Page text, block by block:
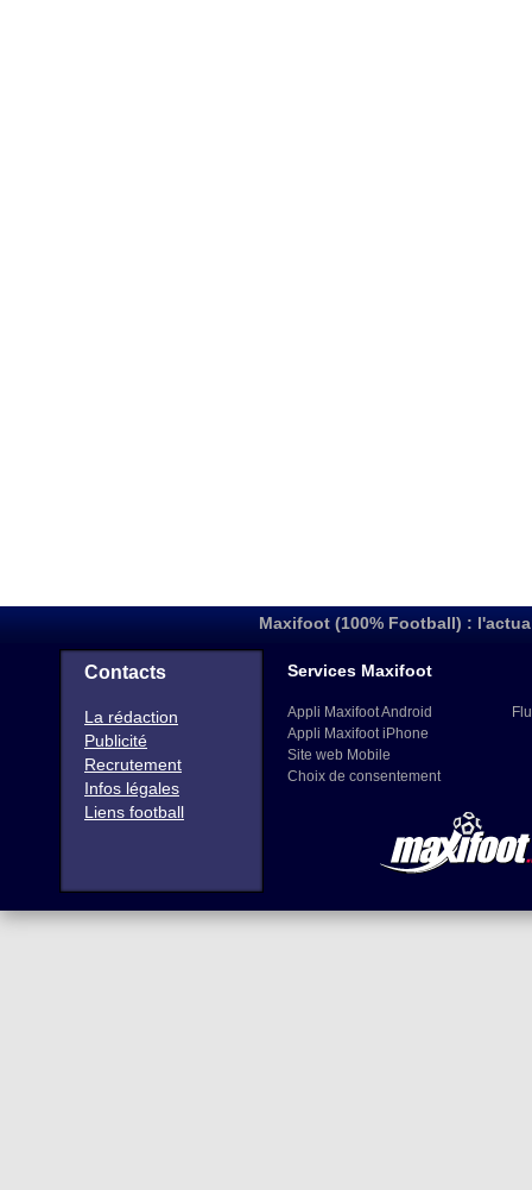
Maxifoot (100% Football) :
Contacts
La rédaction
Publicité
Recrutement
Infos légales
Liens football
Services Maxifoot
Appli Maxifoot Android
Appli Maxifoot iPhone
Site web Mobile
Choix de consentement